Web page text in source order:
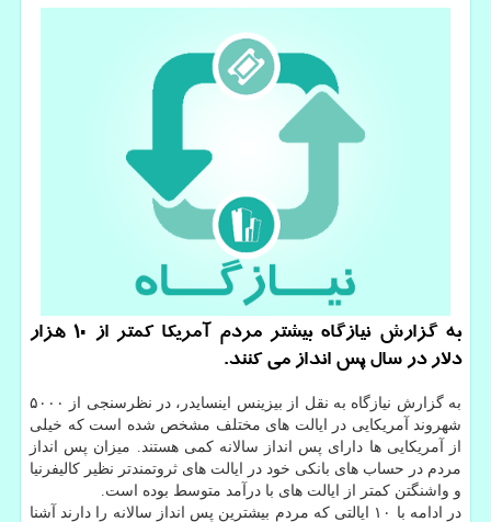
به گزارش نیازگاه بیشتر مردم آمریكا كمتر از ۱۰ هزار
دلار در سال پس انداز می كنند.
به گزارش نیازگاه به نقل از بیزینس اینسایدر، در نظرسنجی از ۵۰۰۰
شهروند آمریكایی در ایالت های مختلف مشخص شده است كه خیلی
از آمریكایی ها دارای پس انداز سالانه كمی هستند. میزان پس انداز
مردم در حساب های بانكی خود در ایالت های ثروتمندتر نظیر كالیفرنیا
و واشنگتن كمتر از ایالت های با درآمد متوسط بوده است.
در ادامه با ۱۰ ایالتی كه مردم بیشترین پس انداز سالانه را دارند آشنا